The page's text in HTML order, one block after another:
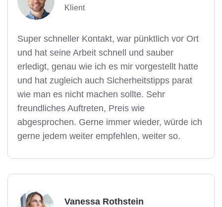
Klient
Super schneller Kontakt, war pünktlich vor Ort
und hat seine Arbeit schnell und sauber
erledigt, genau wie ich es mir vorgestellt hatte
und hat zugleich auch Sicherheitstipps parat
wie man es nicht machen sollte. Sehr
freundliches Auftreten, Preis wie
abgesprochen. Gerne immer wieder, würde ich
gerne jedem weiter empfehlen, weiter so.
Vanessa Rothstein